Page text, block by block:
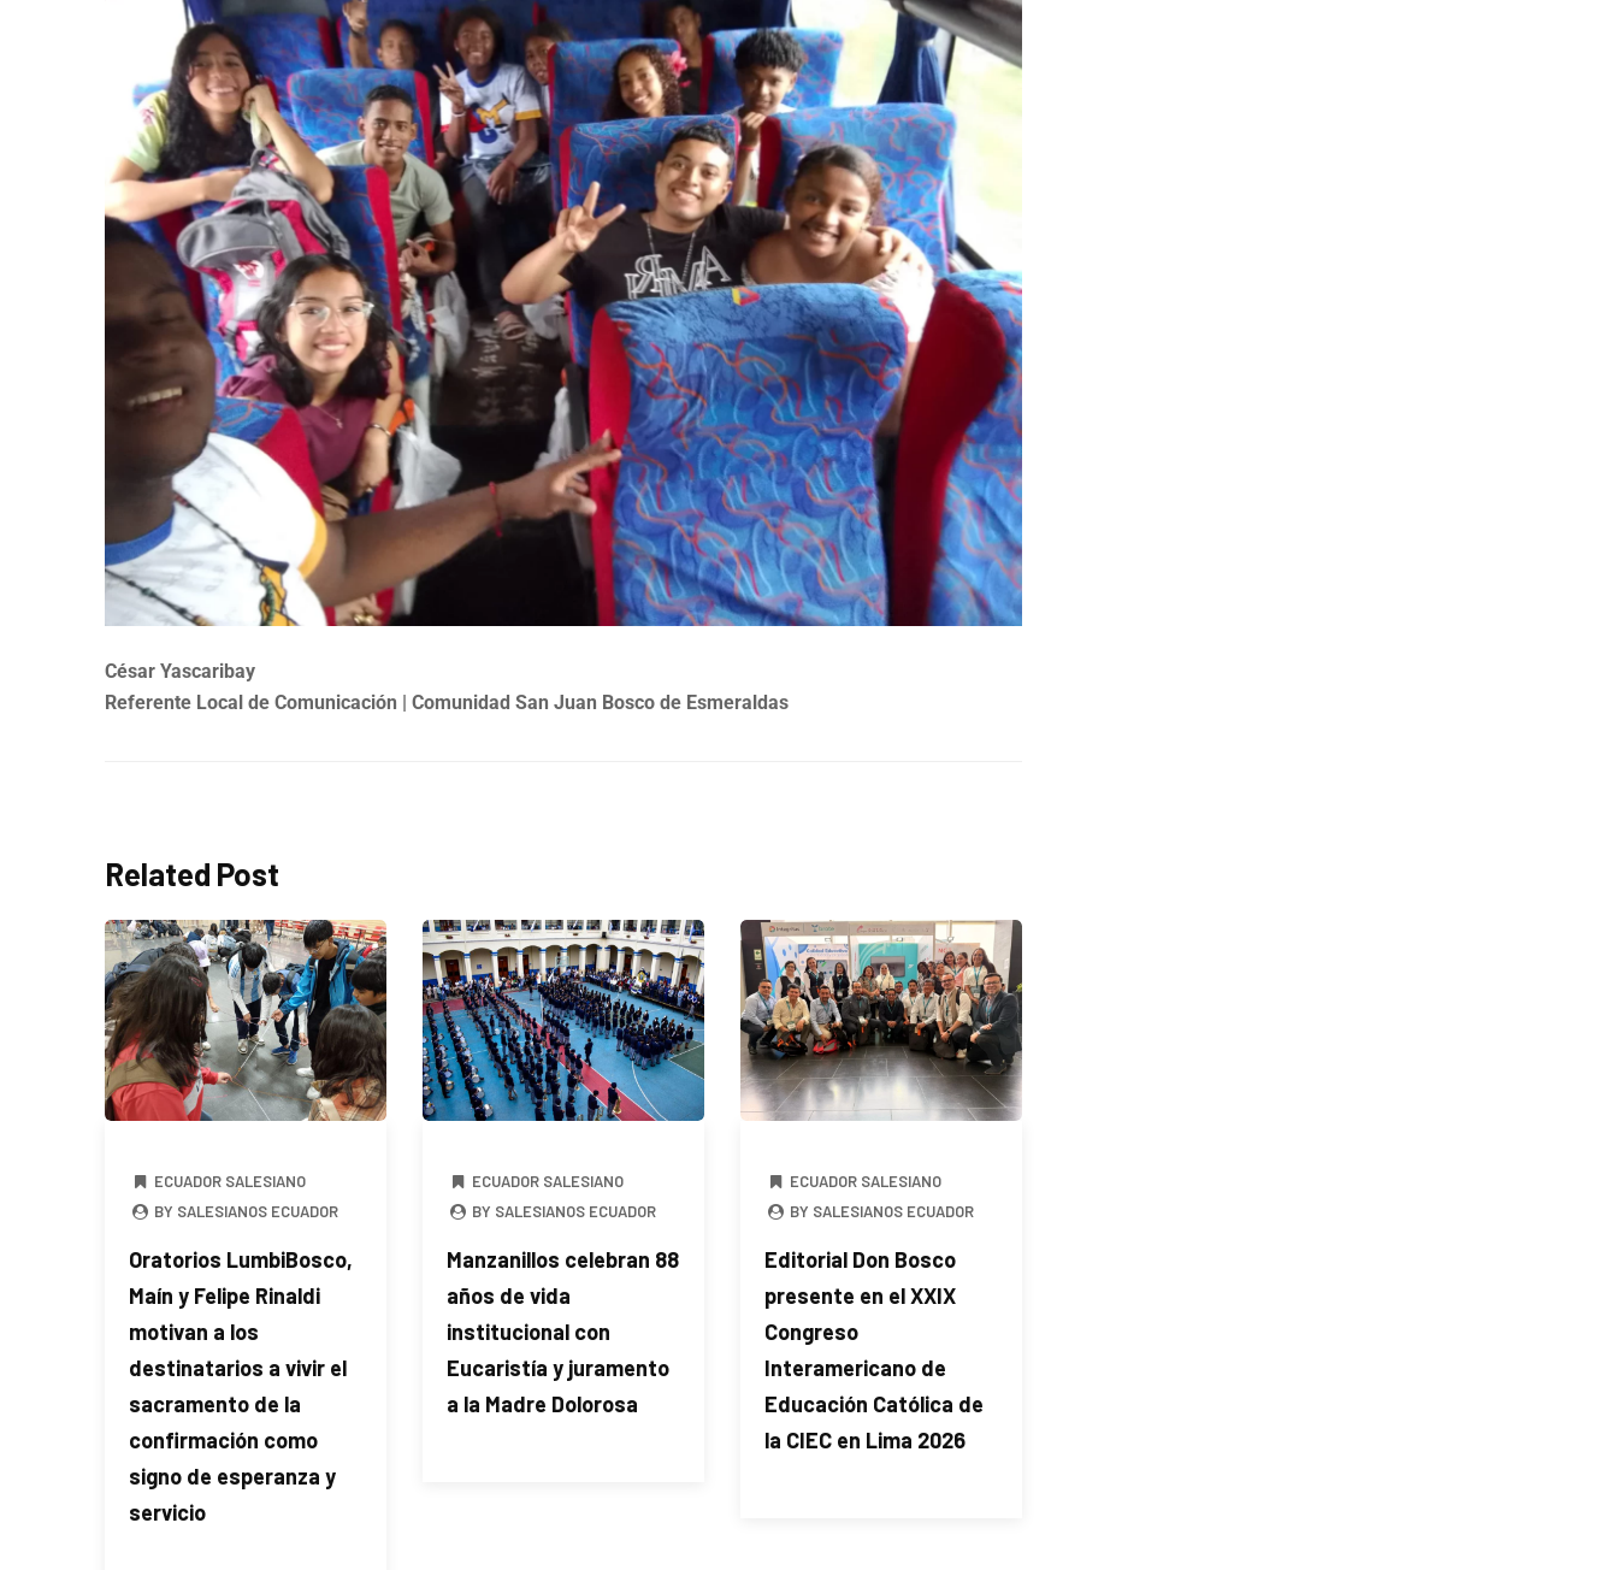
César Yascaribay
Referente Local de Comunicación | Comunidad San Juan Bosco de Esmeraldas
Related Post
ECUADOR SALESIANO
BY SALESIANOS ECUADOR
Oratorios LumbiBosco,
Maín y Felipe Rinaldi
motivan a los
destinatarios a vivir el
sacramento de la
confirmación como
signo de esperanza y
servicio
ECUADOR SALESIANO
BY SALESIANOS ECUADOR
Manzanillos celebran 88
años de vida
institucional con
Eucaristía y juramento
a la Madre Dolorosa
ECUADOR SALESIANO
BY SALESIANOS ECUADOR
Editorial Don Bosco
presente en el XXIX
Congreso
Interamericano de
Educación Católica de
la CIEC en Lima 2026